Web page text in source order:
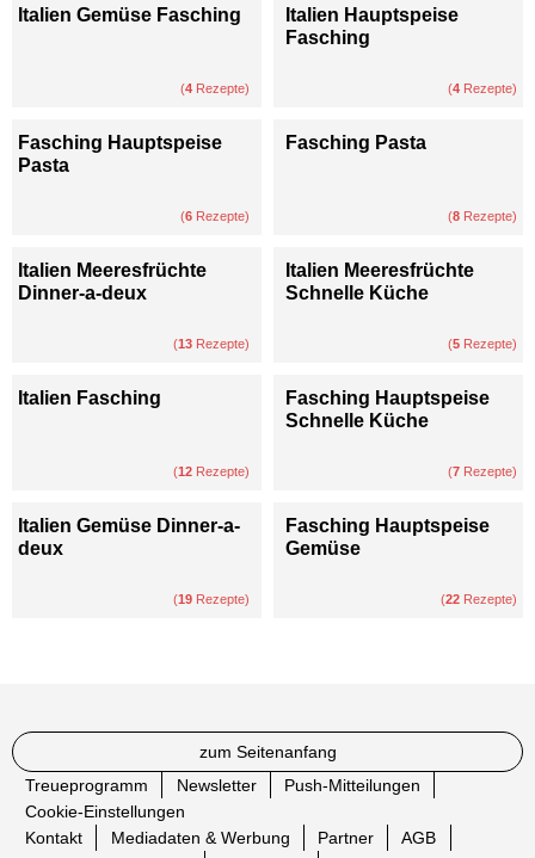
Italien Gemüse Fasching
(4 Rezepte)
Italien Hauptspeise
Fasching
(4 Rezepte)
Fasching Hauptspeise
Pasta
(6 Rezepte)
Fasching Pasta
(8 Rezepte)
Italien Meeresfrüchte
Dinner-a-deux
(13 Rezepte)
Italien Meeresfrüchte
Schnelle Küche
(5 Rezepte)
Italien Fasching
(12 Rezepte)
Fasching Hauptspeise
Schnelle Küche
(7 Rezepte)
Italien Gemüse Dinner-a-
deux
(19 Rezepte)
Fasching Hauptspeise
Gemüse
(22 Rezepte)
zum Seitenanfang
Treueprogramm
Newsletter
Push-Mitteilungen
Cookie-Einstellungen
Kontakt
Mediadaten & Werbung Partner
AGB